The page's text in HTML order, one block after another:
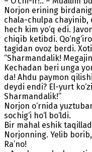
Norjon erining
chala-chulpa chayinib,
hech kim yo‘q edi.
chiqib ketibdi.
tagidan ovoz berdi.
“Sharmandalik!
Kechadan beri unga
da! Ahdu paymon
deydi endi? El-yurt
Sharmandalik!”
Norjon o‘rnida
sochig‘i ho‘l bo‘ldi.
Bir mahal eshik
Norjonning. Yelib
Ra’no!